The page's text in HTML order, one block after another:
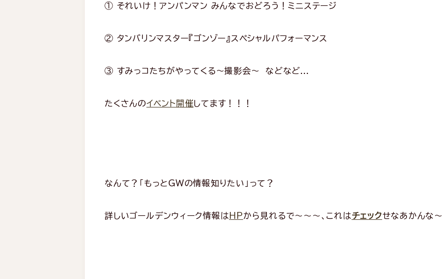
① それいけ！アンパンマン みんなでおどろう！ミニステージ
② タンバリンマスター『ゴンゾー』スペシャルパフォーマンス
③ すみっコたちがやってくる～撮影会～ などなど...
たくさんのイベント開催してます！！！
なんて？「もっとGWの情報知りたい」って？
詳しいゴールデンウィーク情報は HPから見れるで〜〜〜、これはチェックせなあかんな